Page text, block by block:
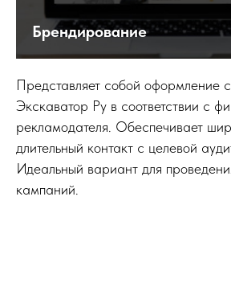
Брендирование
Представляет собой оформление
Экскаватор Ру в соответствии с
рекламодателя. Обеспечивает
длительный контакт с целевой
Идеальный вариант для
кампаний.